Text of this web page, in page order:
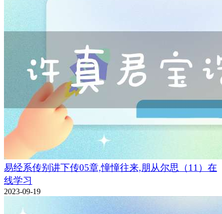
易经系传别讲下传05章,憧憧往来,朋从尔思（11）在
线学习
2023-09-19